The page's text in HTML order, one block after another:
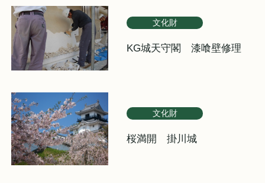
文化財
KG城天守閣 漆喰壁修理
文化財
桜満開 掛川城